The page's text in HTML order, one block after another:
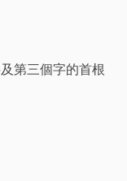
第三個字的首根